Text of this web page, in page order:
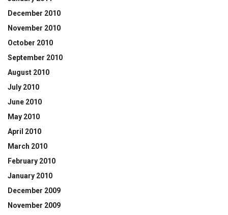
December 2010
November 2010
October 2010
September 2010
August 2010
July 2010
June 2010
May 2010
April 2010
March 2010
February 2010
January 2010
December 2009
November 2009